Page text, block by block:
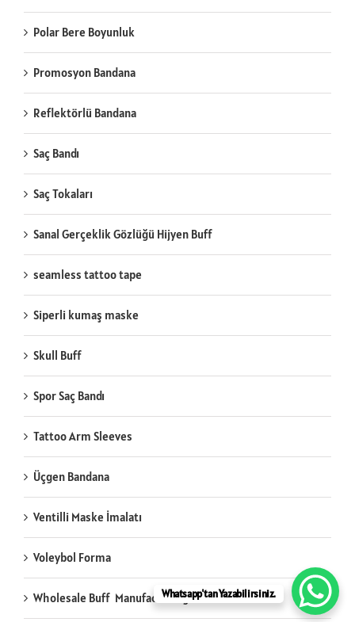
Polar Bere Boyunluk
Promosyon Bandana
Reflektörlü Bandana
Saç Bandı
Saç Tokaları
Sanal Gerçeklik Gözlüğü Hijyen Buff
seamless tattoo tape
Siperli kumaş maske
Skull Buff
Spor Saç Bandı
Tattoo Arm Sleeves
Üçgen Bandana
Ventilli Maske İmalatı
Voleybol Forma
Wholesale Buff ManufacturingWhatsapp'tan Yazabilirsiniz.